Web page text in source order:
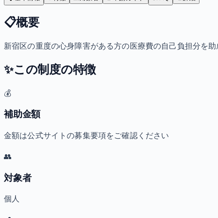
📋概要
新宿区の重度の心身障害がある方の医療費の自己負担分を助
✨この制度の特徴
💰
補助金額
金額は公式サイトの募集要項をご確認ください
👥
対象者
個人